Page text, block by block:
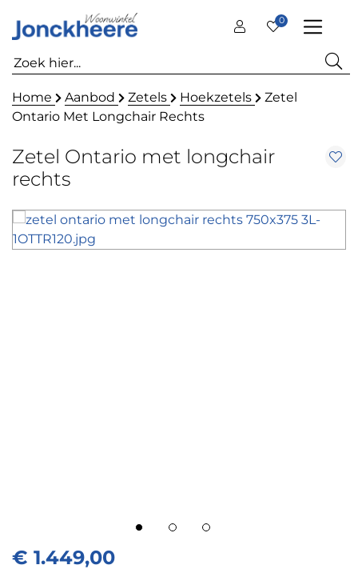
0
Home Aanbod Zetels Hoekzetels
Zetel
Ontario Met Longchair Rechts
Zetel Ontario met longchair
rechts
€ 1.449,00